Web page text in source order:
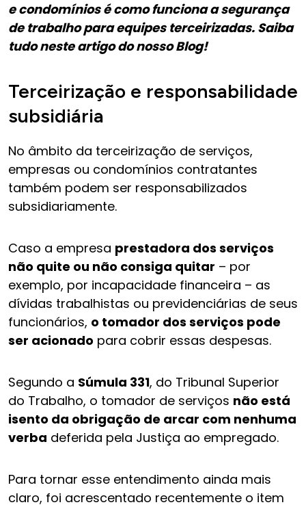
e condomínios é como funciona a segurança
de trabalho para equipes terceirizadas. Saiba
tudo neste artigo do nosso Blog!
Terceirização e responsabilidade
subsidiária
No âmbito da terceirização de serviços,
empresas ou condomínios contratantes
também podem ser responsabilizados
subsidiariamente.
Caso a empresa prestadora dos serviços
não quite ou não consiga quitar – por
exemplo, por incapacidade financeira – as
dívidas trabalhistas ou previdenciárias de seus
funcionários, o tomador dos serviços pode
ser acionado para cobrir essas despesas.
Segundo a Súmula 331, do Tribunal Superior
do Trabalho, o tomador de serviços não está
isento da obrigação de arcar com nenhuma
verba deferida pela Justiça ao empregado.
Para tornar esse entendimento ainda mais
claro, foi acrescentado recentemente o item